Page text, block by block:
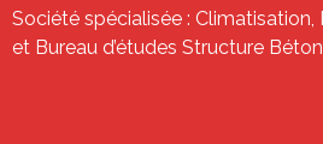
Société spécialisée : Climatisation,
et Bureau d’études Structure